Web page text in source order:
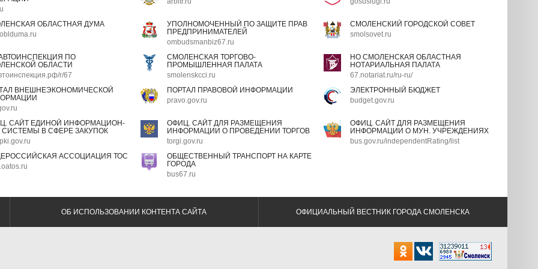
ОБЛАСТНАЯ ДУМА
УПОЛНОМОЧЕННЫЙ ПО ЗАЩИТЕ ПРАВ
ПРЕДПРИНИМАТЕЛЕЙ
ombudsmanbiz67.ru
СМОЛЕНСКИЙ ГОРОДСКОЙ СОВЕТ
smolsovet.ru
ПО
ОБЛАСТИ
r/67
СМОЛЕНСКАЯ ТОРГОВО-
ПРОМЫШЛЕННАЯ ПАЛАТА
smolenskcci.ru
НО СМОЛЕНСКАЯ ОБЛАСТНАЯ
НОТАРИАЛЬНАЯ ПАЛАТА
67.notariat.ru/ru-ru/
ВНЕШНЕЭКОНОМИЧЕСКОЙ
ПОРТАЛ ПРАВОВОЙ ИНФОРМАЦИИ
pravo.gov.ru
ЭЛЕКТРОННЫЙ БЮДЖЕТ
budget.gov.ru
САЙТ ЕДИНОЙ ИНФОРМАЦИОН-
СИСТЕМЫ В СФЕРЕ ЗАКУПОК
ОФИЦ. САЙТ ДЛЯ РАЗМЕЩЕНИЯ
ИНФОРМАЦИИ О ПРОВЕДЕНИИ ТОРГОВ
torgi.gov.ru
ОФИЦ. САЙТ ДЛЯ РАЗМЕЩЕНИЯ
ИНФОРМАЦИИ О МУН. УЧРЕЖДЕНИЯХ
bus.gov.ru/independentRating/list
АССОЦИАЦИЯ ТОС
ОБЩЕСТВЕННЫЙ ТРАНСПОРТ НА КАРТЕ
ГОРОДА
bus67.ru
ОБ ИСПОЛЬЗОВАНИИ КОНТЕНТА САЙТА ОФИЦИАЛЬНЫЙ ВЕСТНИК ГОРОДА СМОЛЕНСКА